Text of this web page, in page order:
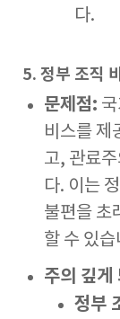
다.
5. 정부 조직
문제점:
비스를 제
고, 관료
다. 이는
불편을 초
할 수 있습
주의 깊게
정부